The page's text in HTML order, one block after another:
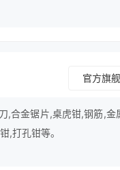
官方旗
,合金锯片,桌虎钳,钢筋,金
,打孔钳等。